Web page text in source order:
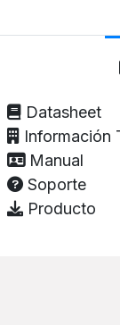
Datasheet
Información
Manual
Soporte
Producto